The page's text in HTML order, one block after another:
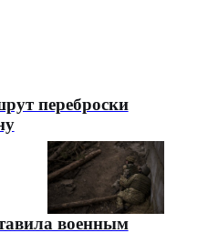
переброски
военным